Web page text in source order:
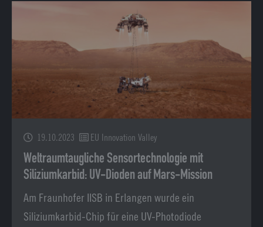
19.10.2023 EU Innovation Valley
Weltraumtaugliche Sensortechnologie mit
Siliziumkarbid: UV-Dioden auf Mars-Mission
Am Fraunhofer IISB in Erlangen wurde ein
Siliziumkarbid-Chip für eine UV-Photodiode